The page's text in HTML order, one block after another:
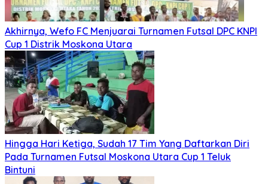
Akhirnya, Wefo FC Menjuarai Turnamen Futsal DPC KNPI
Cup 1 Distrik Moskona Utara
Hingga Hari Ketiga, Sudah 17 Tim Yang Daftarkan Diri
Pada Turnamen Futsal Moskona Utara Cup 1 Teluk
Bintuni